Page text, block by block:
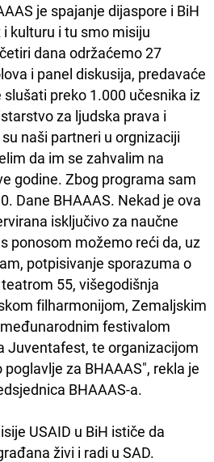
je spajanje dijaspore i BiH
kulturu i tu smo misiju
dana održaćemo 27
i panel diskusija, predavaće
preko 1.000 učesnika iz
za ljudska prava i
naši partneri u orgnizaciji
da im se zahvalim na
godine. Zbog programa sam
Dane BHAAAS. Nekad je ova
isključivo za naučne
ponosom možemo reći da, uz
potpisivanje sporazuma o
55, višegodišnja
filharmonijom, Zemaljskim
festivalom
Juventafest, te organizacijom
za BHAAAS", rekla je
BHAAAS-a.
USAID u BiH ističe da
živi i radi u SAD.